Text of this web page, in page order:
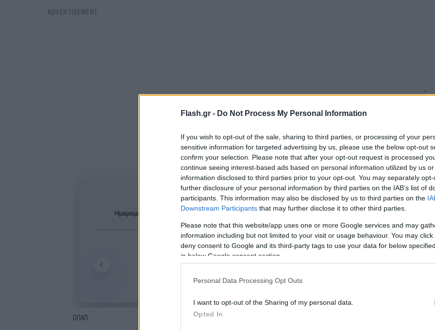
Flash.gr - Do Not Process My Personal Information
If you wish to opt-out of the sale, sharing to third parties, or processing of your
sensitive information for targeted advertising by us, please use the below opt-out
confirm your selection. Please note that after your opt-out request is processed
continue seeing interest-based ads based on personal information utilized by us
information disclosed to third parties prior to your opt-out. You may separately
further disclosure of your personal information by third parties on the IAB’s list of
participants. This information may also be disclosed by us to third parties on the
Downstream Participants that may further disclose it to other third parties.
Please note that this website/app uses one or more Google services and may
information including but not limited to your visit or usage behaviour. You may
deny consent to Google and its third-party tags to use your data for below
in below Google consent section.
Personal Data Processing Opt Outs
I want to opt-out of the Sharing of my personal data.
Opted In
ΟΠΑΠ